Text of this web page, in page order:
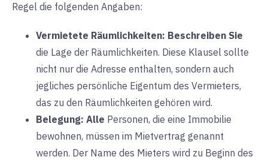
Regel die folgenden Angaben:
Vermietete Räumlichkeiten: Beschreiben Sie
die Lage der Räumlichkeiten. Diese Klausel sollte
nicht nur die Adresse enthalten, sondern auch
jegliches persönliche Eigentum des Vermieters,
das zu den Räumlichkeiten gehören wird.
Belegung: Alle Personen, die eine Immobilie
bewohnen, müssen im Mietvertrag genannt
werden. Der Name des Mieters wird zu Beginn des